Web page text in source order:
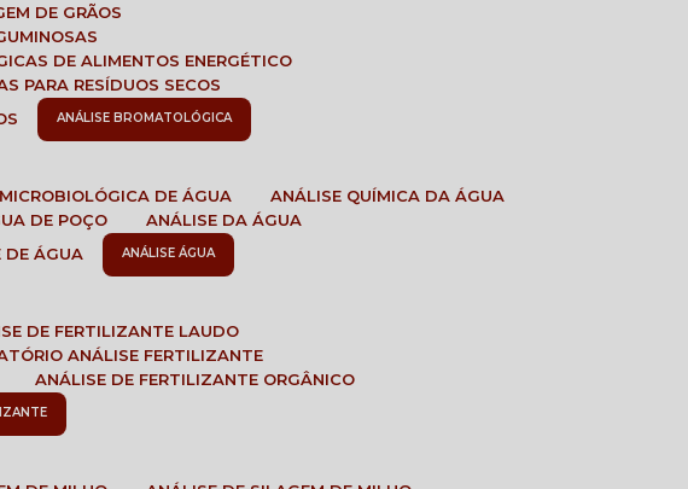
DE GRÃOS
DE ALIMENTOS ENERGÉTICO
PARA RESÍDUOS SECOS
ANÁLISE BROMATOLÓGICA
MICROBIOLÓGICA DE ÁGUA
ANÁLISE QUÍMICA DA ÁGUA
DE POÇO
ANÁLISE DA ÁGUA
DE ÁGUA ANÁLISE ÁGUA
DE FERTILIZANTE LAUDO
ANÁLISE FERTILIZANTE
ANÁLISE DE FERTILIZANTE ORGÂNICO